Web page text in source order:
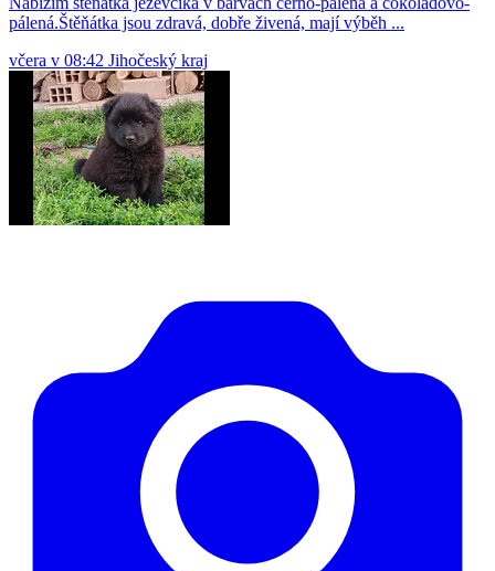
pálená.Štěňátka jsou zdravá, dobře živená, mají výběh ...
včera v 08:42 Jihočeský kraj